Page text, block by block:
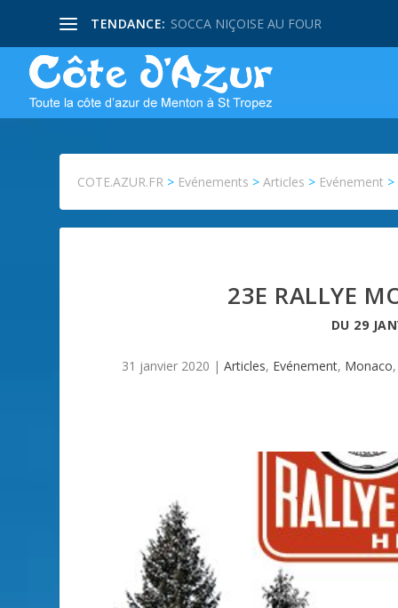
TENDANCE: SOCCA NIÇOISE AU FOUR
COTE.AZUR.FR > Evénements >Articles > Evénement >
23E RALLYE
DU 29
31 janvier 2020 | Articles, Evénement, Monaco